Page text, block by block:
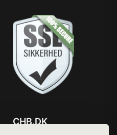
CHB.DK